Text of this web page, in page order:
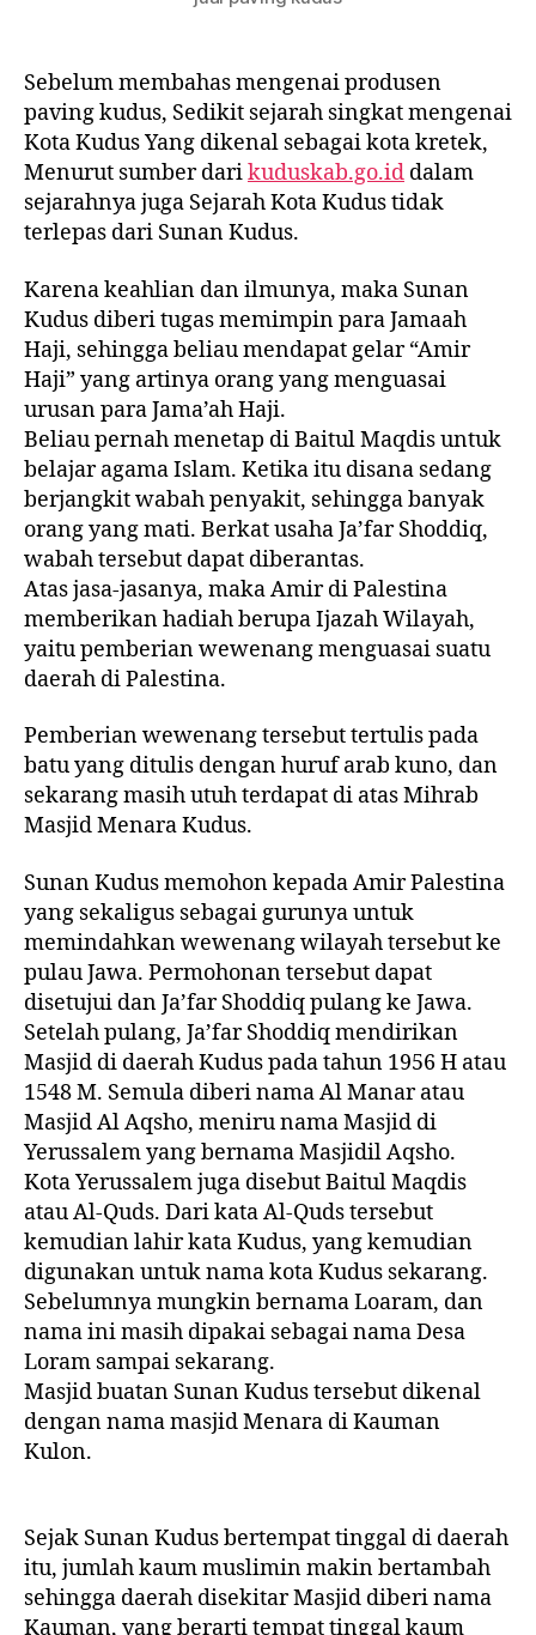
Sebelum membahas mengenai produsen
paving kudus, Sedikit sejarah singkat mengenai
Kota Kudus Yang dikenal sebagai kota kretek,
Menurut sumber darikuduskab.go.id dalam
sejarahnya juga Sejarah Kota Kudus tidak
terlepas dari Sunan Kudus.
Karena keahlian dan ilmunya, maka Sunan
Kudus diberi tugas memimpin para Jamaah
Haji, sehingga beliau mendapat gelar “Amir
Haji” yang artinya orang yang menguasai
urusan para Jama’ah Haji.
Beliau pernah menetap di Baitul Maqdis untuk
belajar agama Islam. Ketika itu disana sedang
berjangkit wabah penyakit, sehingga banyak
orang yang mati. Berkat usaha Ja’far Shoddiq,
wabah tersebut dapat diberantas.
Atas jasa-jasanya, maka Amir di Palestina
memberikan hadiah berupa Ijazah Wilayah,
yaitu pemberian wewenang menguasai suatu
daerah di Palestina.
Pemberian wewenang tersebut tertulis pada
batu yang ditulis dengan huruf arab kuno, dan
sekarang masih utuh terdapat di atas Mihrab
Masjid Menara Kudus.
Sunan Kudus memohon kepada Amir Palestina
yang sekaligus sebagai gurunya untuk
memindahkan wewenang wilayah tersebut ke
pulau Jawa. Permohonan tersebut dapat
disetujui dan Ja’far Shoddiq pulang ke Jawa.
Setelah pulang, Ja’far Shoddiq mendirikan
Masjid di daerah Kudus pada tahun 1956 H atau
1548 M. Semula diberi nama Al Manar atau
Masjid Al Aqsho, meniru nama Masjid di
Yerussalem yang bernama Masjidil Aqsho.
Kota Yerussalem juga disebut Baitul Maqdis
atau Al-Quds. Dari kata Al-Quds tersebut
kemudian lahir kata Kudus, yang kemudian
digunakan untuk nama kota Kudus sekarang.
Sebelumnya mungkin bernama Loaram, dan
nama ini masih dipakai sebagai nama Desa
Loram sampai sekarang.
Masjid buatan Sunan Kudus tersebut dikenal
dengan nama masjid Menara di Kauman
Kulon.
Sejak Sunan Kudus bertempat tinggal di daerah
itu, jumlah kaum muslimin makin bertambah
sehingga daerah disekitar Masjid diberi nama
Kauman, yang berarti tempat tinggal kaum